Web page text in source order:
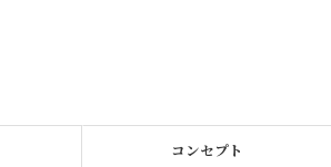
コンセプト